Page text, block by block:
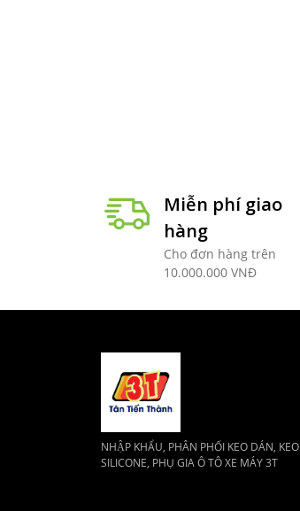
Miễn phí giao
hàng
Cho đơn hàng trên
10.000.000 VNĐ
NHẬP KHẨU, PHÂN PHỐI KEO DÁN, KEO
SILICONE, PHỤ GIA Ô TÔ XE MÁY 3T